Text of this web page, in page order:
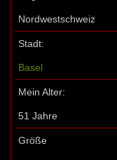
Nordwestschweiz
Stadt:
Basel
Mein Alter:
51 Jahre
Größe